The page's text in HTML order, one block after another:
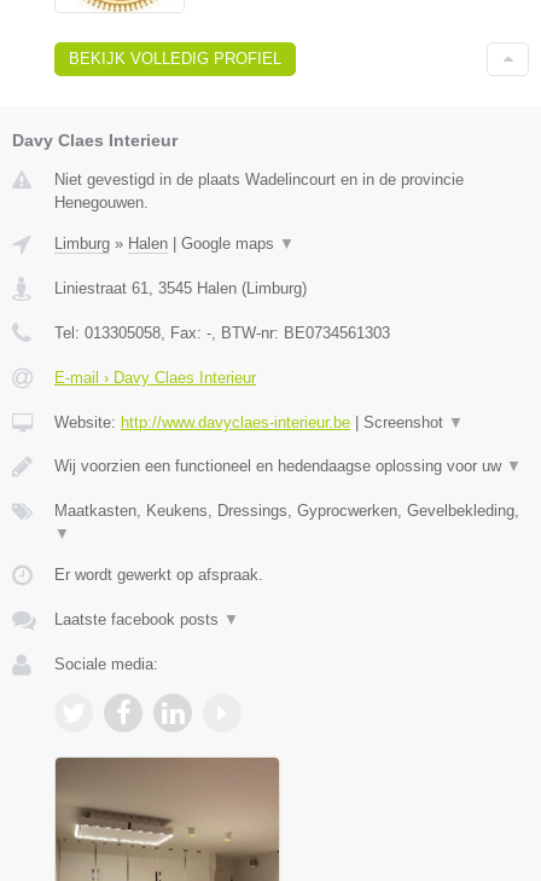
BEKIJK VOLLEDIG PROFIEL
Davy Claes Interieur
Niet gevestigd in de plaats Wadelincourt en in de provincie
Henegouwen.
Limburg » Halen Google maps ▼
Liniestraat 61, 3545 Halen (Limburg)
Tel: 013305058, Fax: -, BTW-nr: BE0734561303
E-mail › Davy Claes Interieur
Website: http://www.davyclaes-interieur.be Screenshot ▼
Wij voorzien een functioneel en hedendaagse oplossing voor uw ▼
Maatkasten, Keukens, Dressings, Gyprocwerken, Gevelbekleding,
▼
Er wordt gewerkt op afspraak.
Laatste facebook posts ▼
Sociale media: